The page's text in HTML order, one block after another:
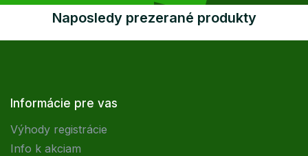
Naposledy prezerané produkty
Informácie pre vas
Výhody registrácie
Info k akciam